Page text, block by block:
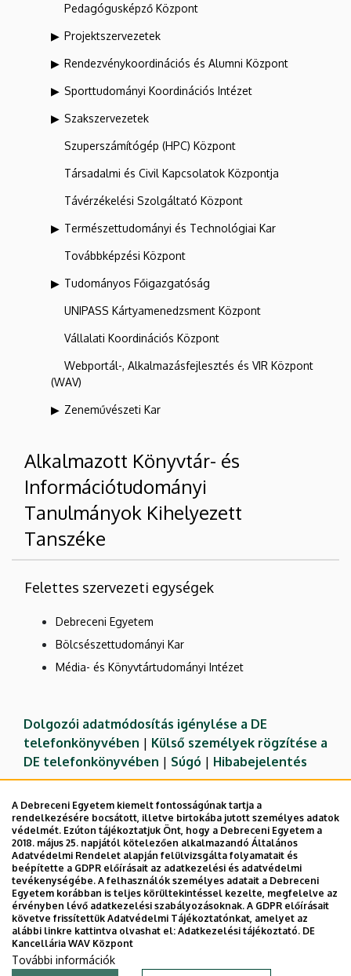
Pedagógusképző Központ
Projektszervezetek
Rendezvénykoordinációs és Alumni Központ
Sporttudományi Koordinációs Intézet
Szakszervezetek
Szuperszámítógép (HPC) Központ
Társadalmi és Civil Kapcsolatok Központja
Távérzékelési Szolgáltató Központ
Természettudományi és Technológiai Kar
Továbbképzési Központ
Tudományos Főigazgatóság
UNIPASS Kártyamenedzsment Központ
Vállalati Koordinációs Központ
Webportál-, Alkalmazásfejlesztés és VIR Központ
(WAV)
Zeneművészeti Kar
Alkalmazott Könyvtár- és
Információtudományi
Tanulmányok Kihelyezett
Tanszéke
Felettes szervezeti egységek
Debreceni Egyetem
Bölcsészettudományi Kar
Média- és Könyvtártudományi Intézet
Dolgozói adatmódosítás igénylése a DE
telefonkönyvében | Külső személyek rögzítése a
DE telefonkönyvében | Súgó | Hibabejelentés
Adatvédelem
Adatvédelem
A Debreceni Egyetem kiemelt fontosságúnak tartja a
rendelkezésére bocsátott, illetve birtokába jutott személyes adatok
védelmét. Ezúton tájékoztatjuk Önt, hogy a Debreceni Egyetem a
2018. május 25. napjától kötelezően alkalmazandó Általános
Adatvédelmi Rendelet alapján felülvizsgálta folyamatait és
beépítette a GDPR előírásait az adatkezelési és adatvédelmi
tevékenységébe. A felhasználók személyes adatait a Debreceni
Egyetem korábban is teljes körültekintéssel kezelte, megfelelve az
érvényben lévő adatkezelési szabályozásoknak. A GDPR előírásait
követve frissítettük Adatvédelmi Tájékoztatónkat, amelyet az
alábbi linkre kattintva olvashat el: Adatkezelési tájékoztató. DE
Kancellária WAV Központ
További információk